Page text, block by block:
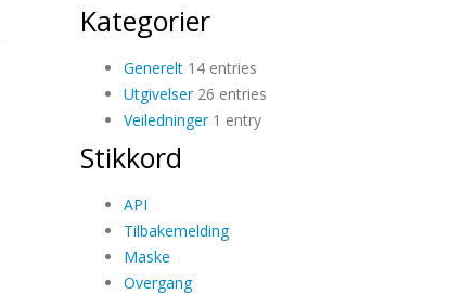
Kategorier
Generelt14 entries
Utgivelser26 entries
Veiledninger1 entry
Stikkord
API
Tilbakemelding
Maske
Overgang